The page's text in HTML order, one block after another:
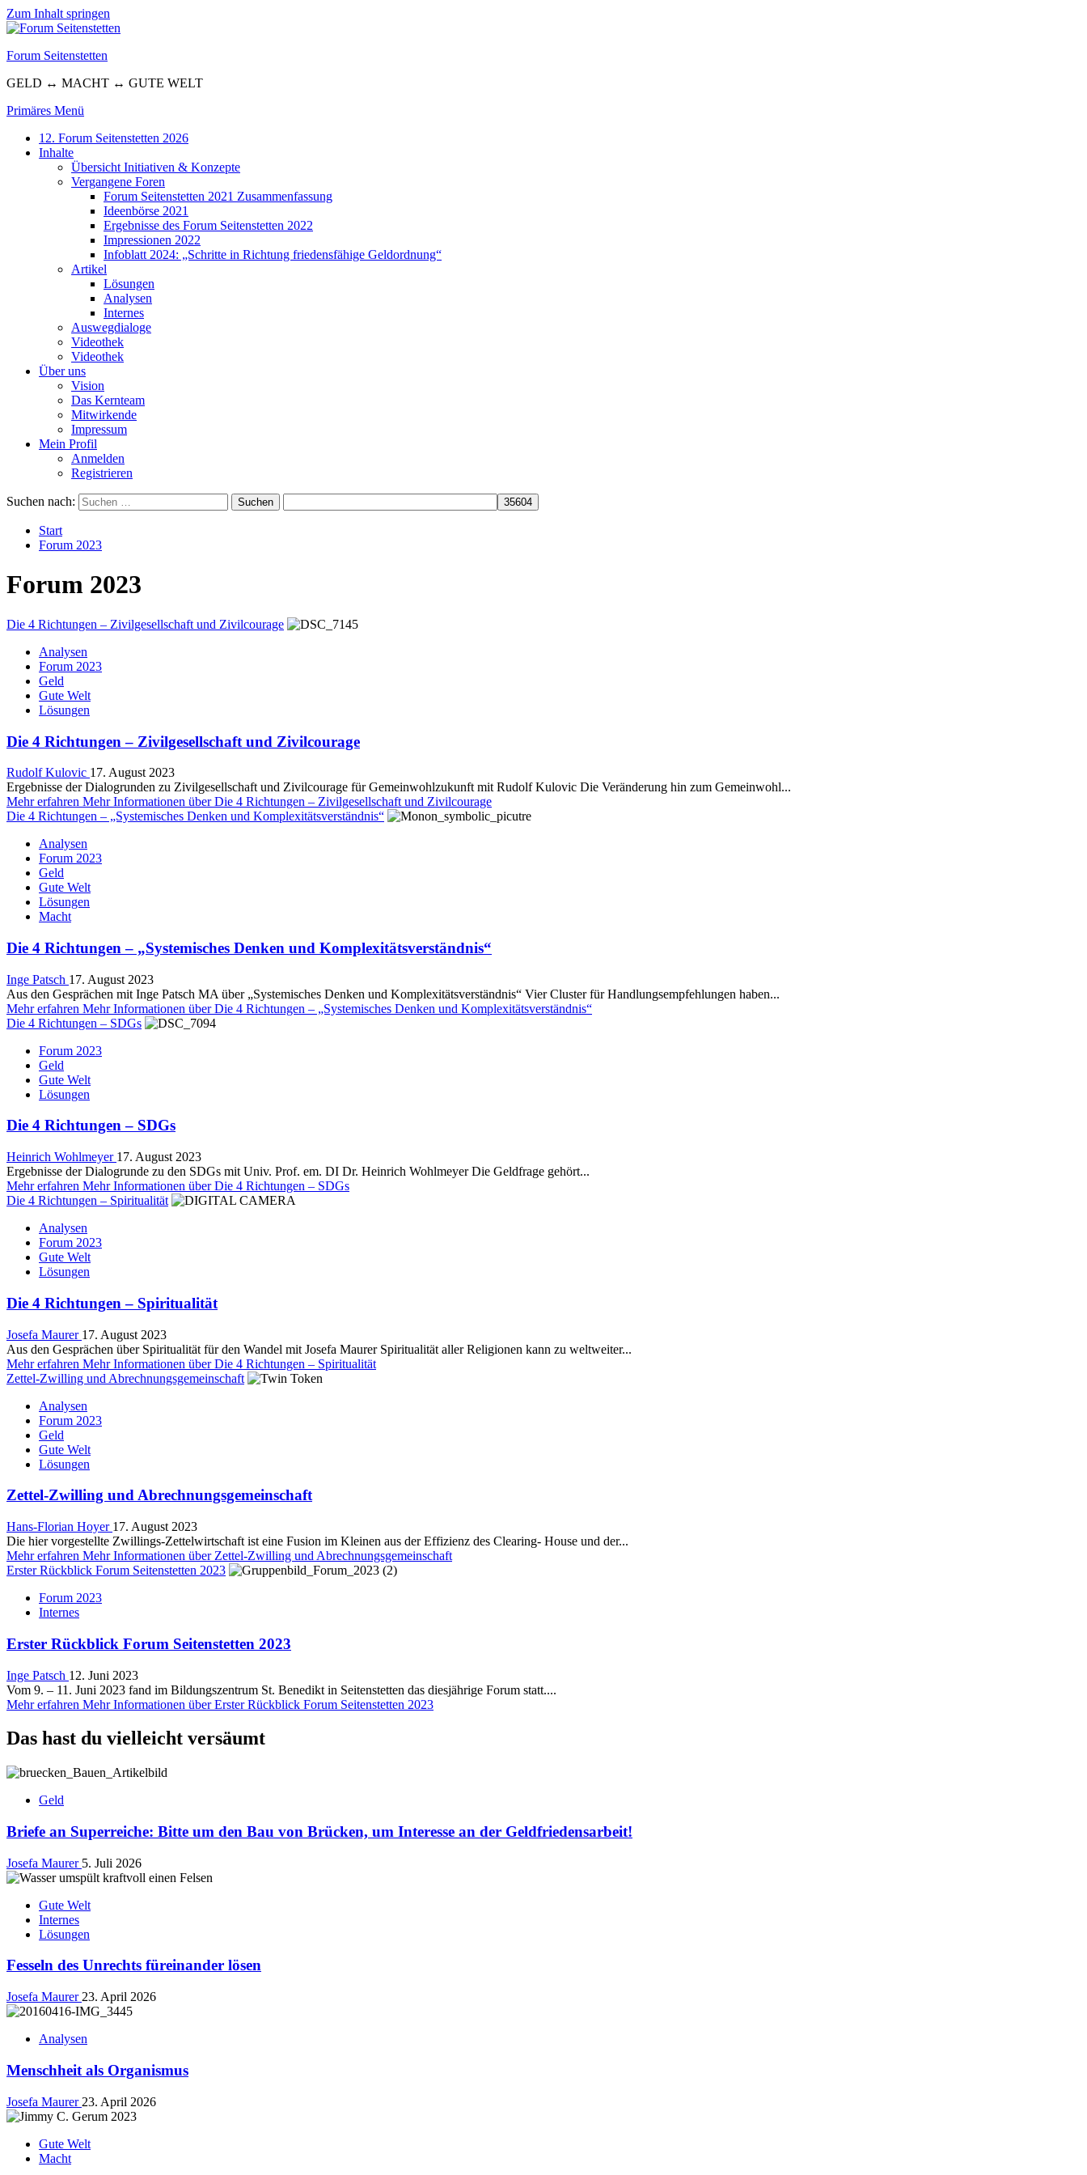
Zum Inhalt springen
Forum Seitenstetten
GELD ↔ MACHT ↔ GUTE WELT
Primäres Menü
12. Forum Seitenstetten 2026
Inhalte
Übersicht Initiativen & Konzepte
Vergangene Foren
Forum Seitenstetten 2021 Zusammenfassung
Ideenbörse 2021
Ergebnisse des Forum Seitenstetten 2022
Impressionen 2022
Infoblatt 2024: „Schritte in Richtung friedensfähige Geldordnung“
Artikel
Lösungen
Analysen
Internes
Auswegdialoge
Videothek
Videothek
Über uns
Vision
Das Kernteam
Mitwirkende
Impressum
Mein Profil
Anmelden
Registrieren
Suchen nach:
Start
Forum 2023
Forum 2023
Die 4 Richtungen – Zivilgesellschaft und Zivilcourage
Analysen
Forum 2023
Geld
Gute Welt
Lösungen
Die 4 Richtungen – Zivilgesellschaft und Zivilcourage
Rudolf Kulovic 17. August 2023
Ergebnisse der Dialogrunden zu Zivilgesellschaft und Zivilcourage für Gemeinwohlzukunft mit Rudolf Kulovic Die Veränderung hin zum Gemeinwohl...
Mehr erfahren Mehr Informationen über Die 4 Richtungen – Zivilgesellschaft und Zivilcourage
Die 4 Richtungen – „Systemisches Denken und Komplexitätsverständnis“
Analysen
Forum 2023
Geld
Gute Welt
Lösungen
Macht
Die 4 Richtungen – „Systemisches Denken und Komplexitätsverständnis“
Inge Patsch 17. August 2023
Aus den Gesprächen mit Inge Patsch MA über „Systemisches Denken und Komplexitätsverständnis“ Vier Cluster für Handlungsempfehlungen haben...
Mehr erfahren Mehr Informationen über Die 4 Richtungen – „Systemisches Denken und Komplexitätsverständnis“
Die 4 Richtungen – SDGs
Forum 2023
Geld
Gute Welt
Lösungen
Die 4 Richtungen – SDGs
Heinrich Wohlmeyer 17. August 2023
Ergebnisse der Dialogrunde zu den SDGs mit Univ. Prof. em. DI Dr. Heinrich Wohlmeyer Die Geldfrage gehört...
Mehr erfahren Mehr Informationen über Die 4 Richtungen – SDGs
Die 4 Richtungen – Spiritualität
Analysen
Forum 2023
Gute Welt
Lösungen
Die 4 Richtungen – Spiritualität
Josefa Maurer 17. August 2023
Aus den Gesprächen über Spiritualität für den Wandel mit Josefa Maurer Spiritualität aller Religionen kann zu weltweiter...
Mehr erfahren Mehr Informationen über Die 4 Richtungen – Spiritualität
Zettel-Zwilling und Abrechnungsgemeinschaft
Analysen
Forum 2023
Geld
Gute Welt
Lösungen
Zettel-Zwilling und Abrechnungsgemeinschaft
Hans-Florian Hoyer 17. August 2023
Die hier vorgestellte Zwillings-Zettelwirtschaft ist eine Fusion im Kleinen aus der Effizienz des Clearing- House und der...
Mehr erfahren Mehr Informationen über Zettel-Zwilling und Abrechnungsgemeinschaft
Erster Rückblick Forum Seitenstetten 2023
Forum 2023
Internes
Erster Rückblick Forum Seitenstetten 2023
Inge Patsch 12. Juni 2023
Vom 9. – 11. Juni 2023 fand im Bildungszentrum St. Benedikt in Seitenstetten das diesjährige Forum statt....
Mehr erfahren Mehr Informationen über Erster Rückblick Forum Seitenstetten 2023
Das hast du vielleicht versäumt
Geld
Briefe an Superreiche: Bitte um den Bau von Brücken, um Interesse an der Geldfriedensarbeit!
Josefa Maurer 5. Juli 2026
Gute Welt
Internes
Lösungen
Fesseln des Unrechts füreinander lösen
Josefa Maurer 23. April 2026
Analysen
Menschheit als Organismus
Josefa Maurer 23. April 2026
Gute Welt
Macht